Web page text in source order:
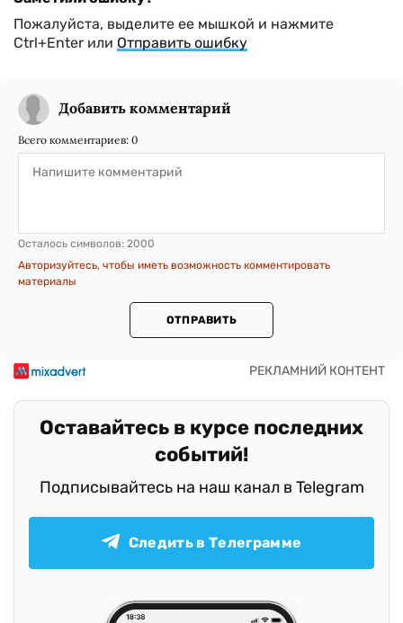
Пожалуйста, выделите ее мышкой и нажмите
Ctrl+Enter или Отправить ошибку
Добавить комментарий
Всего комментариев: 0
Осталось символов: 2000
Авторизуйтесь, чтобы иметь возможность комментировать
материалы
ОТПРАВИТЬ
Оставайтесь в курсе последних
событий!
Подписывайтесь на наш канал в Telegram
Следить в Телеграмме